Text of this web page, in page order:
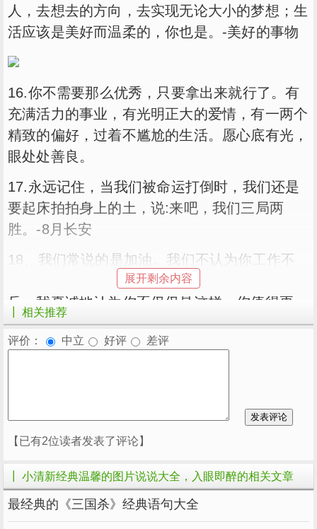
人，去想去的方向，去实现无论大小的梦想；生
活应该是美好而温柔的，你也是。-美好的事物
16.你不需要那么优秀，只要拿出来就行了。有
充满活力的事业，有光明正大的爱情，有一两个
精致的偏好，过着不尴尬的生活。愿心底有光，
眼处处善良。
17.永远记住，当我们被命运打倒时，我们还是
要起床拍拍身上的土，说:来吧，我们三局两
胜。-8月长安
18、我们常说的是加油。我们不认为你工作不
够努力，也不希望你与他人相比取得成就。相
反，我真诚地认为你不仅仅是这样。你值得更
好。我希望你能被善待和偏爱，所以不要放弃，
努力工作。
记住，你现在要做的是多读书，按时睡觉，然后
变得温柔、慷慨、快乐，继续善良，保持可
爱。-网易云评论突然
20.对恶意最大的蔑视就是过上好日子。对善良
最好的回报就是在有限的时间内真诚对待身边的
植被风光和正视你的人。-张浩晨
展开剩余内容
┃ 相关推荐
评价： 中立 好评 差评
【已有2位读者发表了评论】
┃ 小清新经典温馨的图片说说大全，入眼即醉的相关文章
最经典的《三国杀》经典语句大全